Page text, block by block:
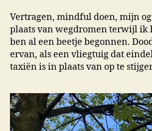
Vertragen, mindful doen, mijn
plaats van wegdromen terwijl ik
ben al een beetje begonnen.
ervan, als een vliegtuig dat
taxiën is in plaats van op te